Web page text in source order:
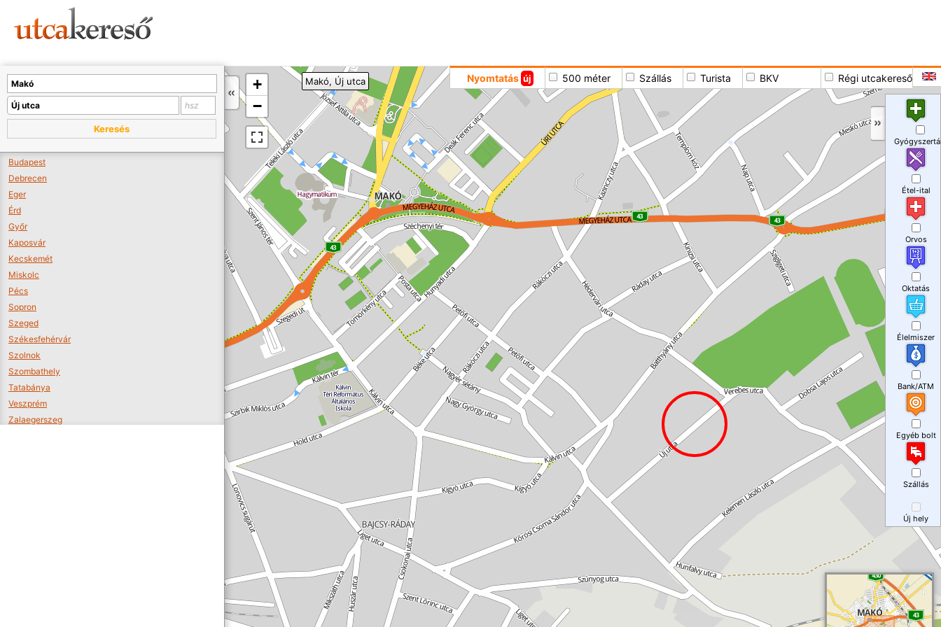
+
−
Nyomtatás új 500 méter Szállás Turista BKV Régi utcakereső
Makó, Új utca
Keresés
Budapest
Debrecen
Eger
Érd
Győr
Kaposvár
Kecskemét
Miskolc
Pécs
Sopron
Szeged
Székesfehérvár
Szolnok
Szombathely
Tatabánya
Veszprém
Zalaegerszeg
Étel-ital
Orvos
Oktatás
Élelmiszer
Bank/ATM
Egyéb bolt
Szállás
Új hely
A térképet kicsinyíteni kell, hogy látszódjanak a boltok.
Boltok látszódjanak >>